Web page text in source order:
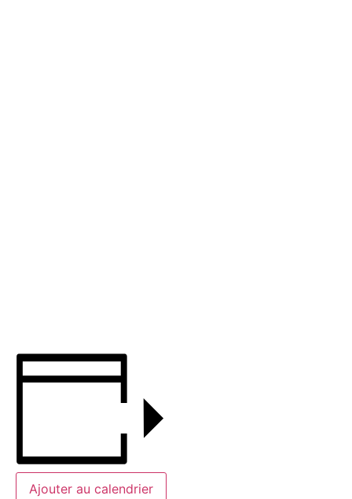
Ajouter au calendrier